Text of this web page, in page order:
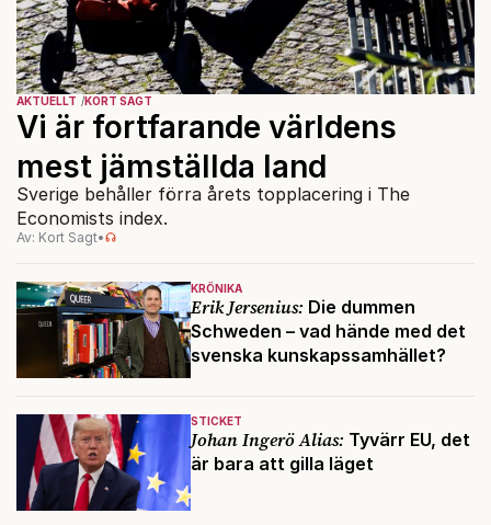
KRÖNIKA
Erik Jersenius: Die dummen
Schweden – vad hände med det
svenska kunskapssamhället?
STICKET
Johan Ingerö Alias: Tyvärr EU, det
är bara att gilla läget
AKTUELLT KORT SAGT
Vi är fortfarande världens
mest jämställda land
Sverige behåller förra årets topplacering i The
Economists index.
Av: Kort Sagt•